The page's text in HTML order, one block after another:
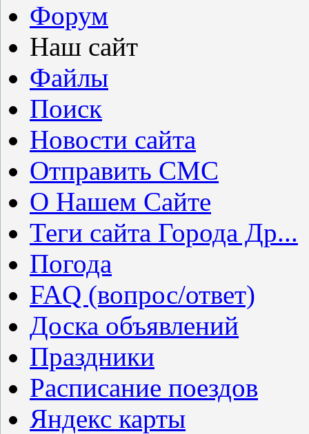
Форум
Наш сайт
Файлы
Поиск
Новости сайта
Отправить СМС
О Нашем Сайте
Теги сайта Города Др...
Погода
FAQ (вопрос/ответ)
Доска объявлений
Праздники
Расписание поездов
Яндекс карты